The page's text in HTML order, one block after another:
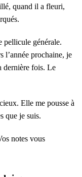
quand il a fleuri,
pellicule générale.
l’année prochaine, je
dernière fois. Le
Elle me pousse à
que je suis.
notes vous